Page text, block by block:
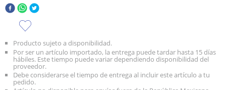
Producto sujeto a disponibilidad.
Por ser un artículo importado, la entrega puede tardar hasta 15 días
hábiles. Este tiempo puede variar dependiendo disponibilidad del
proveedor.
Debe considerarse el tiempo de entrega al incluir este artículo a tu
pedido.
10